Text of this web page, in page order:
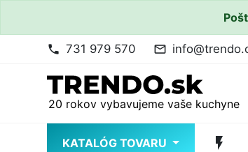
phone 731 979 570 mail_outline
20 rokov vybavujeme vaše kuchyne
KATALÓG TOVARU flash_on